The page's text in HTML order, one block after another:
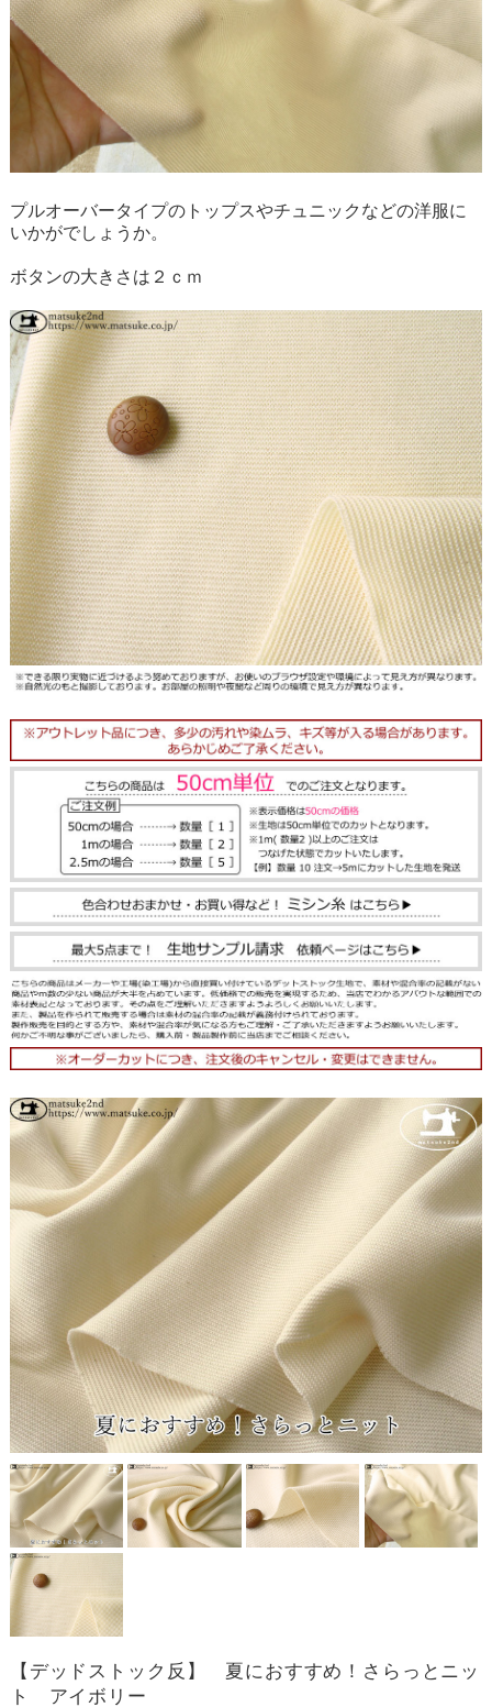
プルオーバータイプのトップスやチュニックなどの洋服に
いかがでしょうか。
ボタンの大きさは２ｃｍ
【デッドストック反】 夏におすすめ！さらっとニッ
ト アイボリー